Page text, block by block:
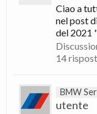
Ciao a
nel post
del 2021
14
BMW
utente